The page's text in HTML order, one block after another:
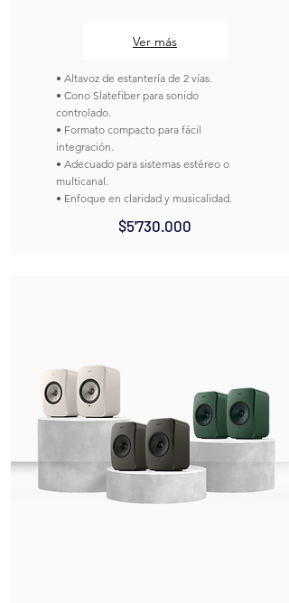
Ver más
• Altavoz de estantería de 2 vías.
• Cono Slatefiber para sonido
controlado.
• Formato compacto para fácil
integración.
• Adecuado para sistemas estéreo o
multicanal.
• Enfoque en claridad y musicalidad.
$5'730.000